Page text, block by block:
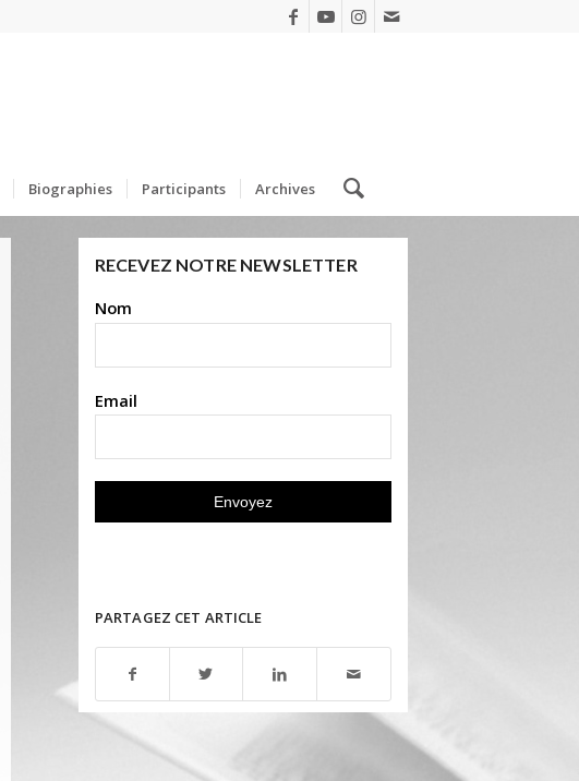
Biographies Participants Archives
RECEVEZ NOTRE NEWSLETTER
Nom
Email
PARTAGEZ CET ARTICLE